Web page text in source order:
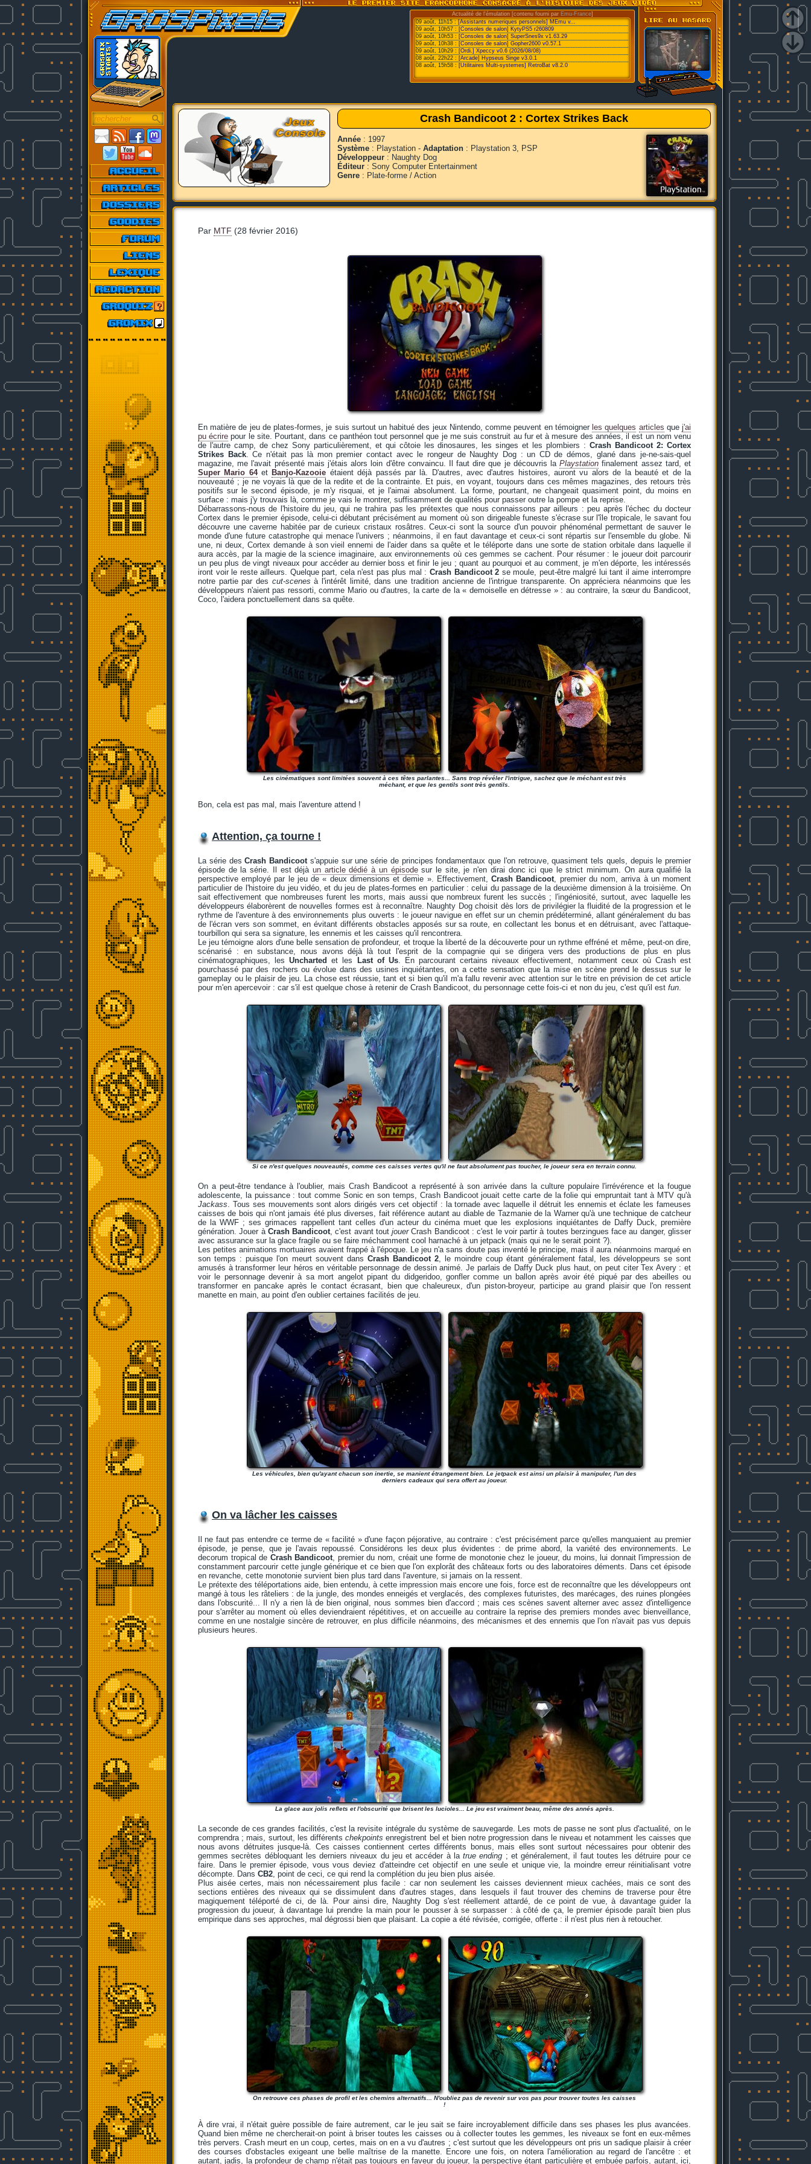
Actualité de l'émulation [contenu fourni par Emu-France]
09 août, 11h15 :[Assistants numeriques personnels] MEmu v...
09 août, 10h57 : [Consoles de salon] KytyPS5 r260809
09 août, 10h53 : [Consoles de salon] SuperSnes9x v1.63.29
09 août, 10h38 : [Consoles de salon] Gopher2600 v0.57.1
09 août, 10h29 : [Ordi.] Xpeccy v0.6 (2026/08/08)
08 août, 22h22 : [Arcade] Hypseus Singe v3.0.1
08 août, 15h58 : [Utilitaires Multi-systemes] RetroBat v8.2.0
Crash Bandicoot 2 : Cortex Strikes Back
Année : 1997
Système : Playstation - Adaptation : Playstation 3, PSP
Développeur : Naughty Dog
Éditeur : Sony Computer Entertainment
Genre : Plate-forme / Action
Par MTF (28 février 2016)
En matière de jeu de plates-formes, je suis surtout un habitué des jeux Nintendo, comme peuvent en témoigner les quelques articles quej'ai
pu écrire pour le site. Pourtant, dans ce panthéon tout personnel que je me suis construit au fur et à mesure des années, il est un nom venu
de l'autre camp, de chez Sony particulièrement, et qui côtoie les dinosaures, les singes et les plombiers :Crash Bandicoot 2: Cortex
Strikes Back. Ce n'était pas là mon premier contact avec le rongeur de Naughty Dog : un CD de démos, glané dans je-ne-sais-quel
magazine, me l'avait présenté mais j'étais alors loin d'être convaincu. Il faut dire que je découvris laPlaystation finalement assez tard, et
Super Mario 64et Banjo-Kazooie étaient déjà passés par là. D'autres, avec d'autres histoires, auront vu alors de la beauté et de la
nouveauté ; je ne voyais là que de la redite et de la contrainte. Et puis, en voyant, toujours dans ces mêmes magazines, des retours très
positifs sur le second épisode, je m'y risquai, et je l'aimai absolument. La forme, pourtant, ne changeait quasiment point, du moins en
surface : mais j'y trouvais là, comme je vais le montrer, suffisamment de qualités pour passer outre la pompe et la reprise.
Débarrassons-nous de l'histoire du jeu, qui ne trahira pas les prétextes que nous connaissons par ailleurs : peu après l'échec du docteur
Cortex dans le premier épisode, celui-ci débutant précisément au moment où son dirigeable funeste s'écrase sur l'île tropicale, le savant fou
découvre une caverne habitée par de curieux cristaux rosâtres. Ceux-ci sont la source d'un pouvoir phénoménal permettant de sauver le
monde d'une future catastrophe qui menace l'univers ; néanmoins, il en faut davantage et ceux-ci sont répartis sur l'ensemble du globe. Ni
une, ni deux, Cortex demande à son vieil ennemi de l'aider dans sa quête et le téléporte dans une sorte de station orbitale dans laquelle il
aura accès, par la magie de la science imaginaire, aux environnements où ces gemmes se cachent. Pour résumer : le joueur doit parcourir
un peu plus de vingt niveaux pour accéder au dernier boss et finir le jeu ; quant au pourquoi et au comment, je m'en déporte, les intéressés
iront voir le reste ailleurs. Quelque part, cela n'est pas plus mal :Crash Bandicoot 2 se moule, peut-être malgré lui tant il aime interrompre
notre partie par des cut-scenes à l'intérêt limité, dans une tradition ancienne de l'intrigue transparente. On appréciera néanmoins que les
développeurs n'aient pas ressorti, comme Mario ou d'autres, la carte de la « demoiselle en détresse » : au contraire, la sœur du Bandicoot,
Coco, l'aidera ponctuellement dans sa quête.
Les cinématiques sont limitées souvent à ces têtes parlantes... Sans trop révéler l'intrigue, sachez que le méchant est très
méchant, et que les gentils sont très gentils.
Bon, cela est pas mal, mais l'aventure attend !
Attention, ça tourne !
La série desCrash Bandicoots'appuie sur une série de principes fondamentaux que l'on retrouve, quasiment tels quels, depuis le premier
épisode de la série. Il est déjà un article dédié à un épisodesur le site, je n'en dirai donc ici que le strict minimum. On aura qualifié la
perspective employé par le jeu de « deux dimensions et demie ». Effectivement,Crash Bandicoot, premier du nom, arriva à un moment
particulier de l'histoire du jeu vidéo, et du jeu de plates-formes en particulier : celui du passage de la deuxième dimension à la troisième. On
sait effectivement que nombreuses furent les morts, mais aussi que nombreux furent les succès ; l'ingéniosité, surtout, avec laquelle les
développeurs élaborèrent de nouvelles formes est à reconnaître. Naughty Dog choisit dès lors de privilégier la fluidité de la progression et le
rythme de l'aventure à des environnements plus ouverts : le joueur navigue en effet sur un chemin prédéterminé, allant généralement du bas
de l'écran vers son sommet, en évitant différents obstacles apposés sur sa route, en collectant les bonus et en détruisant, avec l'attaque-
tourbillon qui sera sa signature, les ennemis et les caisses qu'il rencontrera.
Le jeu témoigne alors d'une belle sensation de profondeur, et troque la liberté de la découverte pour un rythme effréné et même, peut-on dire,
scénarisé : en substance, nous avons déjà là tout l'esprit de la compagnie qui se dirigera vers des productions de plus en plus
cinématographiques, lesUncharted et les Last of Us. En parcourant certains niveaux effectivement, notamment ceux où Crash est
pourchassé par des rochers ou évolue dans des usines inquiétantes, on a cette sensation que la mise en scène prend le dessus sur le
gameplay ou le plaisir de jeu. La chose est réussie, tant et si bien qu'il m'a fallu revenir avec attention sur le titre en prévision de cet article
pour m'en apercevoir : car s'il est quelque chose à retenir de Crash Bandicoot, du personnage cette fois-ci et non du jeu, c'est qu'il est fun.
Si ce n'est quelques nouveautés, comme ces caisses vertes qu'il ne faut absolument pas toucher, le joueur sera en terrain connu.
On a peut-être tendance à l'oublier, mais Crash Bandicoot a représenté à son arrivée dans la culture populaire l'irrévérence et la fougue
adolescente, la puissance : tout comme Sonic en son temps, Crash Bandicoot jouait cette carte de la folie qui empruntait tant à MTV qu'à
Jackass. Tous ses mouvements sont alors dirigés vers cet objectif : la tornade avec laquelle il détruit les ennemis et éclate les fameuses
caisses de bois qui n'ont jamais été plus diverses, fait référence autant au diable de Tazmanie de la Warner qu'à une technique de catcheur
de la WWF ; ses grimaces rappellent tant celles d'un acteur du cinéma muet que les explosions inquiétantes de Daffy Duck, première
génération. Jouer à Crash Bandicoot, c'est avant toutjouerCrash Bandicoot : c'est le voir partir à toutes berzingues face au danger, glisser
avec assurance sur la glace fragile ou se faire méchamment cool harnaché à un jetpack (mais qui ne le serait point ?).
Les petites animations mortuaires avaient frappé à l'époque. Le jeu n'a sans doute pas inventé le principe, mais il aura néanmoins marqué en
son temps : puisque l'on meurt souvent dans Crash Bandicoot 2, le moindre coup étant généralement fatal, les développeurs se sont
amusés à transformer leur héros en véritable personnage de dessin animé. Je parlais de Daffy Duck plus haut, on peut citer Tex Avery : et
voir le personnage devenir à sa mort angelot pipant du didgeridoo, gonfler comme un ballon après avoir été piqué par des abeilles ou
transformer en pancake après le contact écrasant, bien que chaleureux, d'un piston-broyeur, participe au grand plaisir que l'on ressent
manette en main, au point d'en oublier certaines facilités de jeu.
Les véhicules, bien qu'ayant chacun son inertie, se manient étrangement bien. Le jetpack est ainsi un plaisir à manipuler, l'un des
derniers cadeaux qui sera offert au joueur.
On va lâcher les caisses
Il ne faut pas entendre ce terme de « facilité » d'une façon péjorative, au contraire : c'est précisément parce qu'elles manquaient au premier
épisode, je pense, que je l'avais repoussé. Considérons les deux plus évidentes : de prime abord, la variété des environnements. Le
decorum tropical de Crash Bandicoot, premier du nom, créait une forme de monotonie chez le joueur, du moins, lui donnait l'impression de
constamment parcourir cette jungle générique et ce bien que l'on explorât des châteaux forts ou des laboratoires déments. Dans cet épisode
en revanche, cette monotonie survient bien plus tard dans l'aventure, si jamais on la ressent.
Le prétexte des téléportations aide, bien entendu, à cette impression mais encore une fois, force est de reconnaître que les développeurs ont
mangé à tous les râteliers : de la jungle, des mondes enneigés et verglacés, des complexes futuristes, des marécages, des ruines plongées
dans l'obscurité... Il n'y a rien là de bien original, nous sommes bien d'accord ; mais ces scènes savent alterner avec assez d'intelligence
pour s'arrêter au moment où elles deviendraient répétitives, et on accueille au contraire la reprise des premiers mondes avec bienveillance,
comme en une nostalgie sincère de retrouver, en plus difficile néanmoins, des mécanismes et des ennemis que l'on n'avait pas vus depuis
plusieurs heures.
La glace aux jolis reflets et l'obscurité que brisent les lucioles... Le jeu est vraiment beau, même des annés après.
La seconde de ces grandes facilités, c'est la revisite intégrale du système de sauvegarde. Les mots de passe ne sont plus d'actualité, on le
comprendra ; mais, surtout, les différentschekpoints enregistrent bel et bien notre progression dans le niveau et notamment les caisses que
nous avons détruites jusque-là. Ces caisses contiennent certes différents bonus, mais elles sont surtout nécessaires pour obtenir des
gemmes secrètes débloquant les derniers niveaux du jeu et accéder à latrue ending ; et généralement, il faut toutes les détruire pour ce
faire. Dans le premier épisode, vous vous deviez d'atteindre cet objectif en une seule et unique vie, la moindre erreur réinitialisant votre
décompte. Dans CB2, point de ceci, ce qui rend la complétion du jeu bien plus aisée.
Plus aisée certes, mais non nécessairement plus facile : car non seulement les caisses deviennent mieux cachées, mais ce sont des
sections entières des niveaux qui se dissimulent dans d'autres stages, dans lesquels il faut trouver des chemins de traverse pour être
magiquement téléporté de ci, de là. Pour ainsi dire, Naughty Dog s'est réellement attardé, de ce point de vue, à davantage guider la
progression du joueur, à davantage lui prendre la main pour le pousser à se surpasser : à côté de ça, le premier épisode paraît bien plus
empirique dans ses approches, mal dégrossi bien que plaisant. La copie a été révisée, corrigée, offerte : il n'est plus rien à retoucher.
On retrouve ces phases de profil et les chemins alternatifs... N'oubliez pas de revenir sur vos pas pour trouver toutes les caisses
!
À dire vrai, il n'était guère possible de faire autrement, car le jeu sait se faire incroyablement difficile dans ses phases les plus avancées.
Quand bien même ne chercherait-on point à briser toutes les caisses ou à collecter toutes les gemmes, les niveaux se font en eux-mêmes
très pervers. Crash meurt en un coup, certes, mais on en a vu d'autres ; c'est surtout que les développeurs ont pris un sadique plaisir à créer
des courses d'obstacles exigeant une belle maîtrise de la manette. Encore une fois, on notera l'amélioration au regard de l'ancêtre : et
autant, jadis, la profondeur de champ n'était pas toujours en faveur du joueur, la perspective étant particulière et embuée parfois, autant, ici,